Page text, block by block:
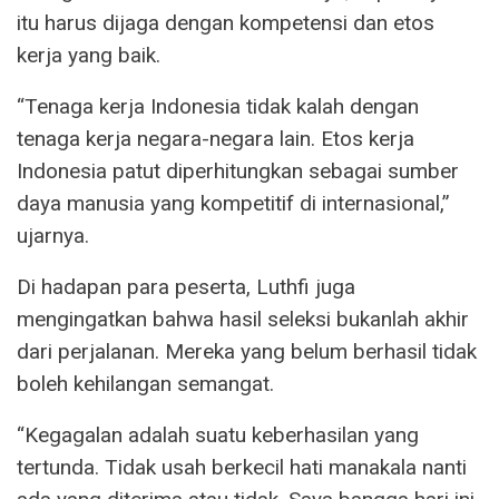
itu harus dijaga dengan kompetensi dan etos
kerja yang baik.
“Tenaga kerja Indonesia tidak kalah dengan
tenaga kerja negara-negara lain. Etos kerja
Indonesia patut diperhitungkan sebagai sumber
daya manusia yang kompetitif di internasional,”
ujarnya.
Di hadapan para peserta, Luthfi juga
mengingatkan bahwa hasil seleksi bukanlah akhir
dari perjalanan. Mereka yang belum berhasil tidak
boleh kehilangan semangat.
“Kegagalan adalah suatu keberhasilan yang
tertunda. Tidak usah berkecil hati manakala nanti